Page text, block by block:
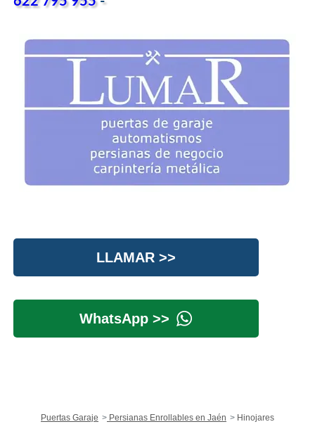
LLAMAR >>
WhatsApp >>
Puertas Garaje Persianas Enrollables en Jaén Hinojares